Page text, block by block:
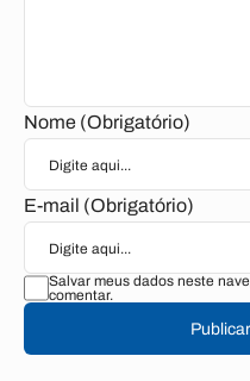
Nome (Obrigatório)
E-mail (Obrigatório)
Salvar meus dados neste
comentar.